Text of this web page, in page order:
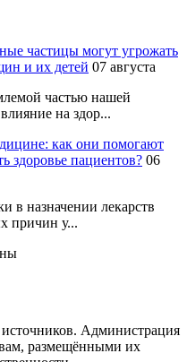
частицы могут угрожать
и их детей 07 августа
частью нашей
на здор...
как они помогают
здоровье пациентов? 06
в назначении лекарств
причин у...
Администрация
размещёнными их